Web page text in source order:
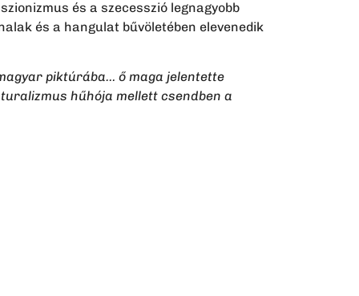
és a szecesszió legnagyobb
és a hangulat bűvöletében elevenedik
piktúrába… ő maga jelentette
hűhója mellett csendben a